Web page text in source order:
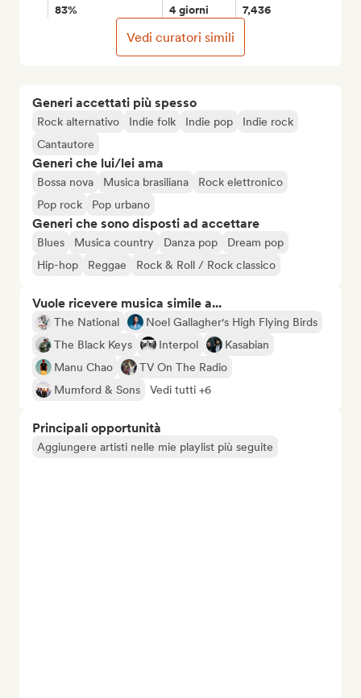
Generi accettati più spesso
Rock alternativo Indie folk Indie pop
Indie rock
Cantautore
Generi che lui/lei ama
Bossa nova Musica brasiliana
Rock elettronico
Pop rock
Pop urbano
Generi che sono disposti ad accettare
Blues Musica country Danza pop
Dream pop
Hip-hop
Reggae Rock & Roll / Rock classico
Vuole ricevere musica simile a...
The National
Noel Gallagher's High Flying Birds
The Black Keys
Interpol
Kasabian
Manu Chao
TV On The Radio
Mumford & Sons
Vedi tutti +6
Principali opportunità
Aggiungere artisti nelle mie playlist più seguite
83% 4 giorni 7,436
Vedi curatori simili